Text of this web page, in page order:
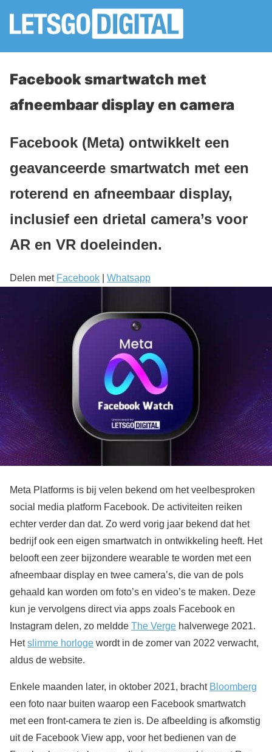
Facebook smartwatch met
afneembaar display en camera
Facebook (Meta) ontwikkelt een
geavanceerde smartwatch met een
roterend en afneembaar display,
inclusief een drietal camera’s voor
AR en VR doeleinden.
Delen met Facebook Whatsapp
Meta Platforms is bij velen bekend om het veelbesproken
social media platform Facebook. De activiteiten reiken
echter verder dan dat. Zo werd vorig jaar bekend dat het
bedrijf ook een eigen smartwatch in ontwikkeling heeft. Het
belooft een zeer bijzondere wearable te worden met een
afneembaar display en twee camera’s, die van de pols
gehaald kan worden om foto’s en video’s te maken. Deze
kun je vervolgens direct via apps zoals Facebook en
Instagram delen, zo meldde The Verge halverwege 2021.
Hetslimme horloge wordt in de zomer van 2022 verwacht,
aldus de website.
Enkele maanden later, in oktober 2021, bracht Bloomberg
een foto naar buiten waarop een Facebook smartwatch
met een front-camera te zien is. De afbeelding is afkomstig
uit de Facebook View app, voor het bedienen van de